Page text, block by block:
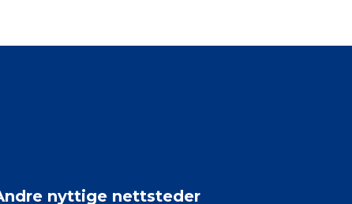
nyttige nettsteder